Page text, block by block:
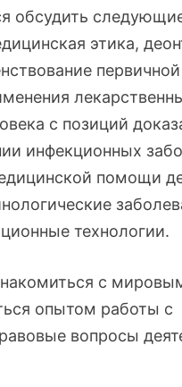
обсудить
этика,
с позиций
инфекционных
помощи
технологии.
с
опытом работы с
вопросы